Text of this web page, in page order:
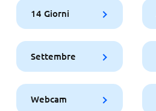
14 Giorni
Settembre
Webcam